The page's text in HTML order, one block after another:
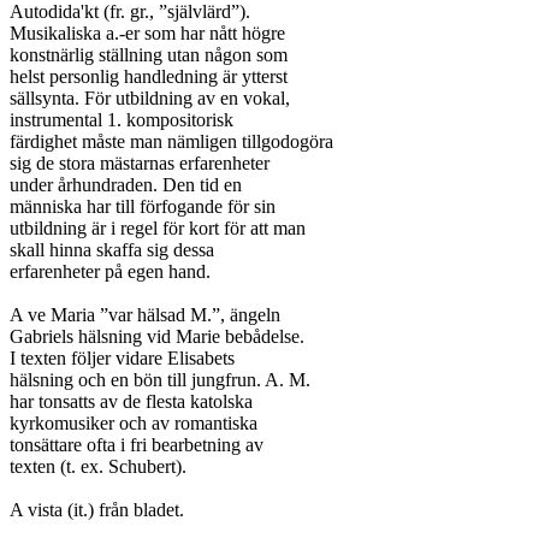
Autodida'kt (fr. gr., ”självlärd”).
Musikaliska a.-er som har nått högre
konstnärlig ställning utan någon som
helst personlig handledning är ytterst
sällsynta. För utbildning av en vokal,
instrumental 1. kompositorisk
färdighet måste man nämligen tillgodogöra
sig de stora mästarnas erfarenheter
under århundraden. Den tid en
människa har till förfogande för sin
utbildning är i regel för kort för att man
skall hinna skaffa sig dessa
erfarenheter på egen hand.
A ve Maria ”var hälsad M.”, ängeln
Gabriels hälsning vid Marie bebådelse.
I texten följer vidare Elisabets
hälsning och en bön till jungfrun. A. M.
har tonsatts av de flesta katolska
kyrkomusiker och av romantiska
tonsättare ofta i fri bearbetning av
texten (t. ex. Schubert).
A vista (it.) från bladet.